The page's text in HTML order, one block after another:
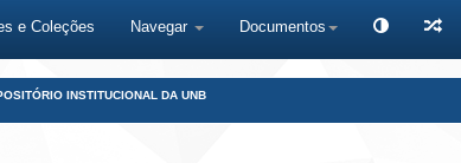
e Coleções Navegar Documentos
INSTITUCIONAL DA UNB